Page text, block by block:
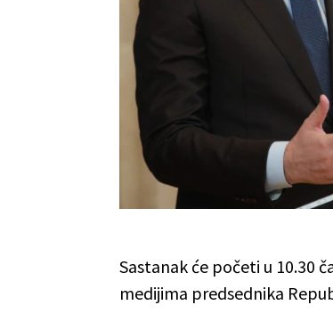
Sastanak će početi u 10.30
medijima predsednika